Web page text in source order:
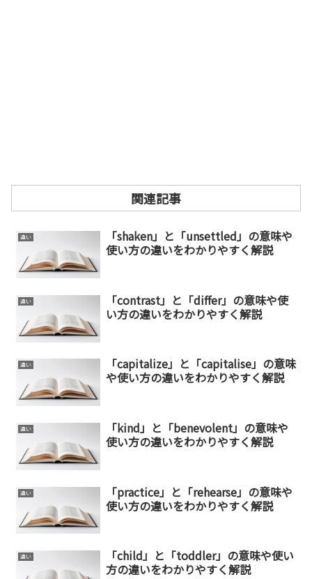
関連記事
違い
「shaken」と「unsettled」の意味や
使い方の違いをわかりやすく解説
違い
「contrast」と「differ」の意味や使
い方の違いをわかりやすく解説
違い
「capitalize」と「capitalise」の意味
や使い方の違いをわかりやすく解説
違い
「kind」と「benevolent」の意味や
使い方の違いをわかりやすく解説
違い
「practice」と「rehearse」の意味や
使い方の違いをわかりやすく解説
違い
「child」と「toddler」の意味や使い
方の違いをわかりやすく解説